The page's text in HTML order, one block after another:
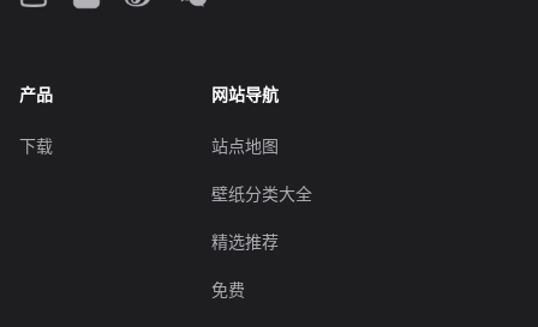
产品
下载
网站导航
站点地图
壁纸分类大全
精选推荐
免费